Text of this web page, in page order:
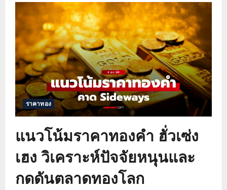
โน้ม
ราคา
ทอง
คำ
ฮั่ว
เซ่ง
เฮง
ทอง
โลก
ฟื้น
ตัว
หลัง
ดอลลาร์
และ
บอนด์
ยี
ลด์
ร่วง
ราคาทอง
แนวโน้มราคาทองคำ ฮั่วเซ่ง
เฮง วิเคราะห์ปัจจัยหนุนและ
กดดันตลาดทองโลก